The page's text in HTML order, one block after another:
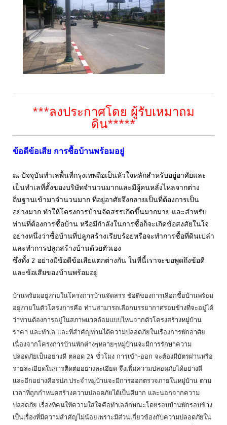
***ลงประกาศโดย ผู้รับเหมาถม
ดิน*****
ข้อดีข้อเสีย การซื้อบ้านพร้อมอยู่
ณ ปัจจุบันทำเลพื้นที่กรุงเทพถือเป็นหัวใจหลักสำหรับอยู่อาศัยและ
เป็นทำเลที่ตั้งของบริษัทจำนวนมากและมีผู้คนหลั่งไหลจากต่าง
ถิ่นฐานเข้ามาจำนวนมาก ที่อยู่อาศัยจึงกลายเป็นที่ต้องการเป็น
อย่างมาก ทำให้โครงการบ้านจัดสรรเกิดขึ้นมากมาย และสำหรับ
ท่านที่ต้องการซื้อบ้าน หรือมีกำลังในการซื้อก็จะเกิดข้อสงสัยในใจ
อย่างหนึ่งว่าซื้อบ้านที่ปลูกสร้างเรียบร้อยหรือจะทำการซื้อที่ดินเปล่า
และทำการปลูกสร้างบ้านด้วยตัวเอง
ซึ่งทั้ง 2 อย่างมีข้อดีข้อเสียแตกต่างกัน ในที่นี้เราจะขอพูดถึงข้อดี
และข้อเสียของบ้านพร้อมอยู่
บ้านพร้อมอยู่ภายในโครงการบ้านจัดสรร ข้อดีของการเลือกซื้อบ้านพร้อม
อยู่ภายในตัวโครงการคือ ท่านสามารถเลือกบรรยากาศรอบข้างที่จะอยู่ได้
ว่าท่านต้องการอยู่ในสภาพแวดล้อมแบบไหนจากตัวโครงสร้างหมู่บ้าน
ราคา และทำเล และที่สำคัญท่านได้ความปลอดภัยในเรื่องการพักอาศัย
เนื่องจากโครงการบ้านพักต่างๆหลายๆหมู่บ้านจะมีการรักษาความ
ปลอดภัยเป็นอย่างดี ตลอด 24 ชั่วโมง การเข้า-ออก จะต้องมีบัตรผ่านหรือ
รายละเอียดในการติดต่ออย่างละเอียด จึงเพิ่มความปลอดภัยได้อย่างดี
และอีกอย่างคือรปภ.ประจำหมู่บ้านจะมีการออกตรวจภายในหมู่บ้าน ตาม
เวลาที่ถูกกำหนดสร้างความปลอดภัยได้เป็นดีมาก และนอกจากความ
ปลอดภัย เรื่องที่คนให้ความใส่ใจคือทำเลลักษณะโดยรอบบ้านพักรอบข้าง
เป็นเรื่องที่มีความสำคัญไม่น้อยเพราะมีส่วนเกี่ยวข้องกับความปลอดภัยใน